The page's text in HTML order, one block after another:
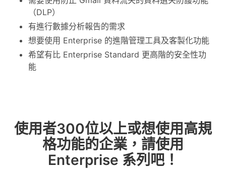
（DLP）
有進行數據分析報告的需求
想要使用 Enterprise 的進階管理工具及客製化功能
希望有比 Enterprise Standard 更高階的安全性功
能
使用者300位以上或想使用高規
格功能的企業，請使用
Enterprise 系列吧！